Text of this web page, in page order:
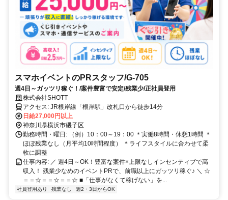
スマホイベントのPRスタッフ/G-705
週4日～ガッツリ稼ぐ！/案件豊富で安定/残業少/正社員登用
株式会社SHOTT
アクセス: JR根岸線「根岸駅」改札口から徒歩14分
日給27,000円以上
神奈川県横浜市磯子区
勤務時間・曜日: （例）10：00～19：00 ＊実働8時間・休憩1時間 ＊
ほぼ残業なし（月平均10時間程度） ＊ライフスタイルに合わせて柔
軟に調整
仕事内容: ／ 週4日～OK！豊富な案件×上限なしインセンティブで高
収入！ 残業少なめのイベントPRで、前職以上にガッツリ稼ぐ♪ ＼ ☆
＝＝☆＝＝☆＝＝☆ ■「仕事がなくて稼げない」を...
社員登用あり 残業なし 週2・3日からOK